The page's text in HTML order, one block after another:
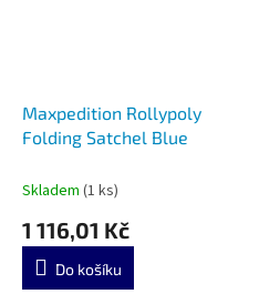
Maxpedition Rollypoly
Folding Satchel Blue
Skladem (1 ks)
1 116,01 Kč
Do košíku